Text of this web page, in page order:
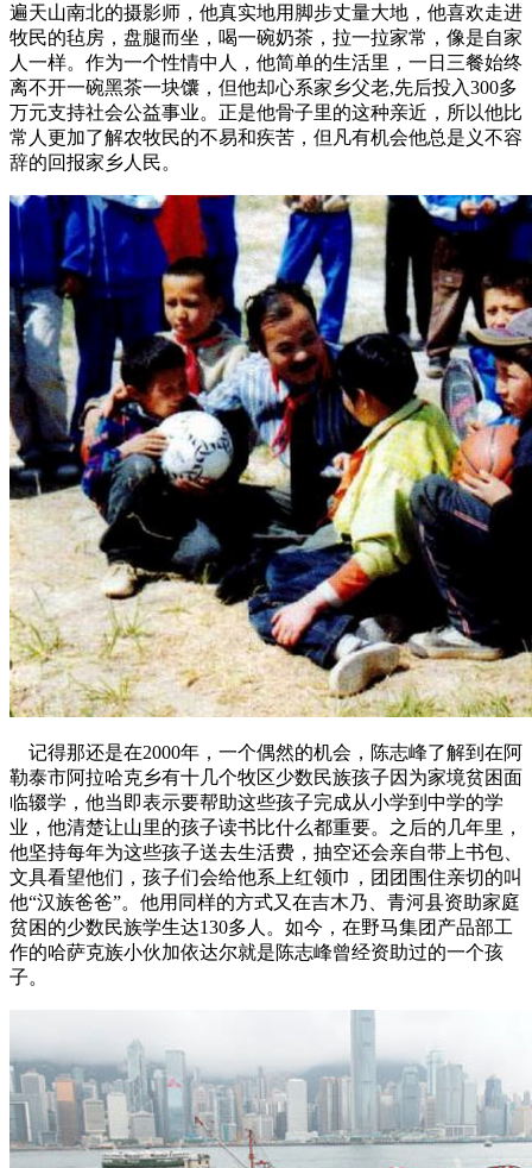
遍天山南北的摄影师，他真实地用脚步丈量大地，他喜欢走进
牧民的毡房，盘腿而坐，喝一碗奶茶，拉一拉家常，像是自家
人一样。作为一个性情中人，他简单的生活里，一日三餐始终
离不开一碗黑茶一块馕，但他却心系家乡父老,先后投入300多
万元支持社会公益事业。正是他骨子里的这种亲近，所以他比
常人更加了解农牧民的不易和疾苦，但凡有机会他总是义不容
辞的回报家乡人民。
记得那还是在2000年，一个偶然的机会，陈志峰了解到在阿
勒泰市阿拉哈克乡有十几个牧区少数民族孩子因为家境贫困面
临辍学，他当即表示要帮助这些孩子完成从小学到中学的学
业，他清楚让山里的孩子读书比什么都重要。之后的几年里，
他坚持每年为这些孩子送去生活费，抽空还会亲自带上书包、
文具看望他们，孩子们会给他系上红领巾，团团围住亲切的叫
他“汉族爸爸”。他用同样的方式又在吉木乃、青河县资助家庭
贫困的少数民族学生达130多人。如今，在野马集团产品部工
作的哈萨克族小伙加依达尔就是陈志峰曾经资助过的一个孩
子。